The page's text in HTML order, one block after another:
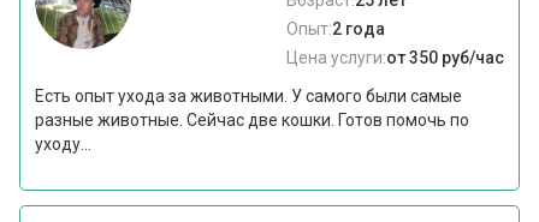
Опыт:2 года
Цена услуги:от 350 руб/час
Есть опыт ухода за животными. У самого были самые
разные животные. Сейчас две кошки. Готов помочь по
уходу...